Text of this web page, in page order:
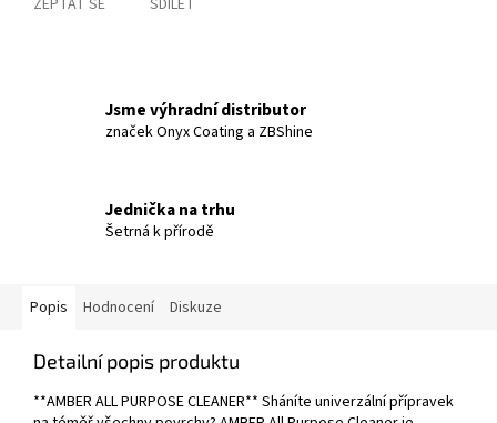
ZEPTAT SE SDÍLET
Jsme výhradní distributor
značek Onyx Coating a ZBShine
Jednička na trhu
Šetrná k přírodě
Popis Hodnocení Diskuze
Detailní popis produktu
**AMBER ALL PURPOSE CLEANER** Sháníte univerzální přípravek